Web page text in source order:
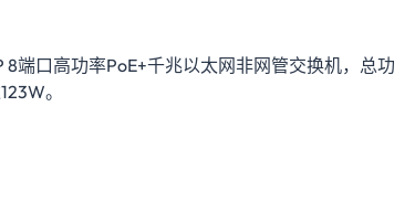
8端口高功率PoE+千兆以太网非网管交换机，总功
。